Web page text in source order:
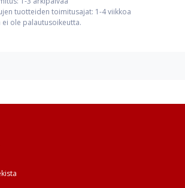
tuotteiden toimitusajat: 1-4 viikkoa
ole palautusoikeutta.